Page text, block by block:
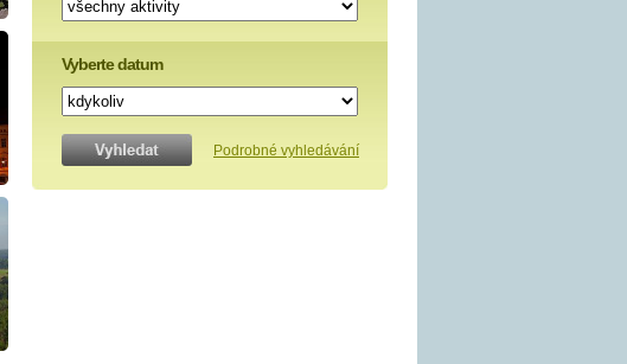
Vyberte datum
Podrobné vyhledávání